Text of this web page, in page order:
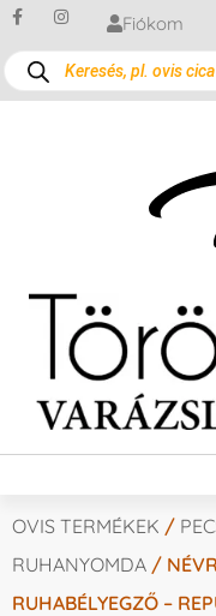
Fiókom
OVIS TERMÉKEK /
RUHANYOMDA /
RUHABÉLYEGZŐ –